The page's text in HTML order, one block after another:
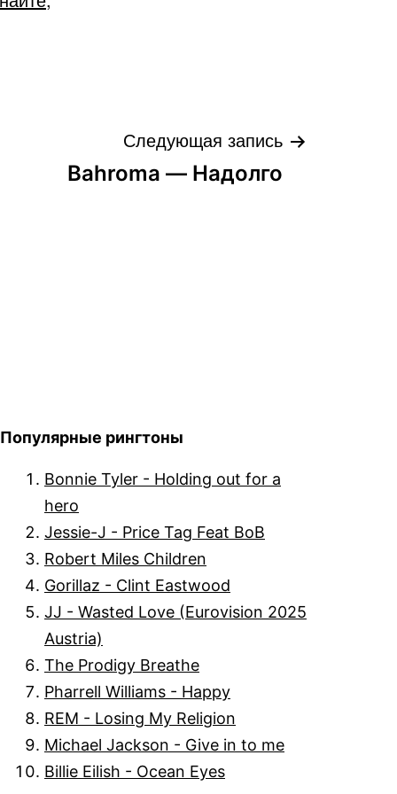
Следующая запись
Bahroma — Надолго
Популярные рингтоны
Bonnie Tyler - Holding out for a
hero
Jessie-J - Price Tag Feat BoB
Robert Miles Children
Gorillaz - Clint Eastwood
JJ - Wasted Love (Eurovision 2025
Austria)
The Prodigy Breathe
Pharrell Williams - Happy
REM - Losing My Religion
Michael Jackson - Give in to me
Billie Eilish - Ocean Eyes